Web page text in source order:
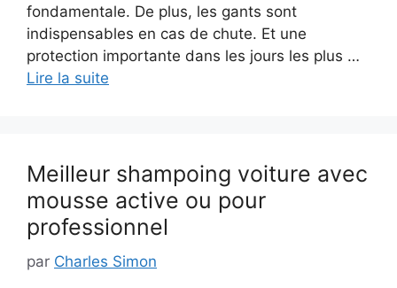
fondamentale. De plus, les gants sont
indispensables en cas de chute. Et une
protection importante dans les jours les plus …
Lire la suite
Meilleur shampoing voiture avec
mousse active ou pour
professionnel
par Charles Simon